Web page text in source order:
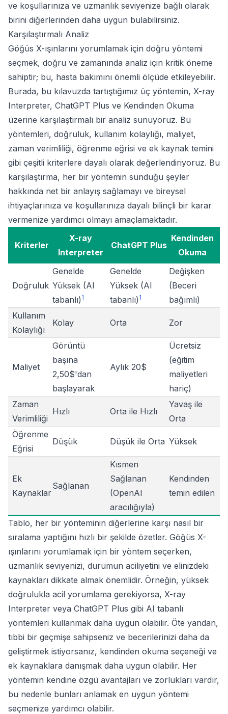
ve koşullarınıza ve uzmanlık seviyenize bağlı olarak
birini diğerlerinden daha uygun bulabilirsiniz.
Karşılaştırmalı Analiz
Göğüs X-ışınlarını yorumlamak için doğru yöntemi
seçmek, doğru ve zamanında analiz için kritik öneme
sahiptir; bu, hasta bakımını önemli ölçüde etkileyebilir.
Burada, bu kılavuzda tartıştığımız üç yöntemin, X-ray
Interpreter, ChatGPT Plus ve Kendinden Okuma
üzerine karşılaştırmalı bir analiz sunuyoruz. Bu
yöntemleri, doğruluk, kullanım kolaylığı, maliyet,
zaman verimliliği, öğrenme eğrisi ve ek kaynak temini
gibi çeşitli kriterlere dayalı olarak değerlendiriyoruz. Bu
karşılaştırma, her bir yöntemin sunduğu şeyler
hakkında net bir anlayış sağlamayı ve bireysel
ihtiyaçlarınıza ve koşullarınıza dayalı bilinçli bir karar
vermenize yardımcı olmayı amaçlamaktadır.
Kriterler
X-ray
Interpreter
ChatGPT Plus
Kendinden
Okuma
Doğruluk
Genelde
Yüksek (AI
tabanlı) 1
Genelde
Yüksek (AI
tabanlı) 1
Değişken
(Beceri
bağımlı)
Kullanım
Kolaylığı
Kolay Orta Zor
Maliyet
Görüntü
başına
2,50$'dan
başlayarak
Aylık 20$
Ücretsiz
(eğitim
maliyetleri
hariç)
Zaman
Verimliliği
Hızlı Orta ile Hızlı
Yavaş ile
Orta
Öğrenme
Eğrisi
Düşük Düşük ile Orta Yüksek
Ek
Kaynaklar
Sağlanan
Kısmen
Sağlanan
(OpenAI
aracılığıyla)
Kendinden
temin edilen
Tablo, her bir yönteminin diğerlerine karşı nasıl bir
sıralama yaptığını hızlı bir şekilde özetler. Göğüs X-
ışınlarını yorumlamak için bir yöntem seçerken,
uzmanlık seviyenizi, durumun aciliyetini ve elinizdeki
kaynakları dikkate almak önemlidir. Örneğin, yüksek
doğrulukla acil yorumlama gerekiyorsa, X-ray
Interpreter veya ChatGPT Plus gibi AI tabanlı
yöntemleri kullanmak daha uygun olabilir. Öte yandan,
tıbbi bir geçmişe sahipseniz ve becerilerinizi daha da
geliştirmek istiyorsanız, kendinden okuma seçeneği ve
ek kaynaklara danışmak daha uygun olabilir. Her
yöntemin kendine özgü avantajları ve zorlukları vardır,
bu nedenle bunları anlamak en uygun yöntemi
seçmenize yardımcı olabilir.